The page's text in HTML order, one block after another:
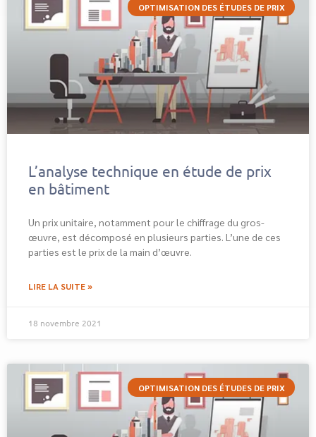
OPTIMISATION DES ÉTUDES DE PRIX
L’analyse technique en étude de prix
en bâtiment
Un prix unitaire, notamment pour le chiffrage du gros-
œuvre, est décomposé en plusieurs parties. L’une de ces
parties est le prix de la main d’œuvre.
LIRE LA SUITE »
18 novembre 2021
OPTIMISATION DES ÉTUDES DE PRIX